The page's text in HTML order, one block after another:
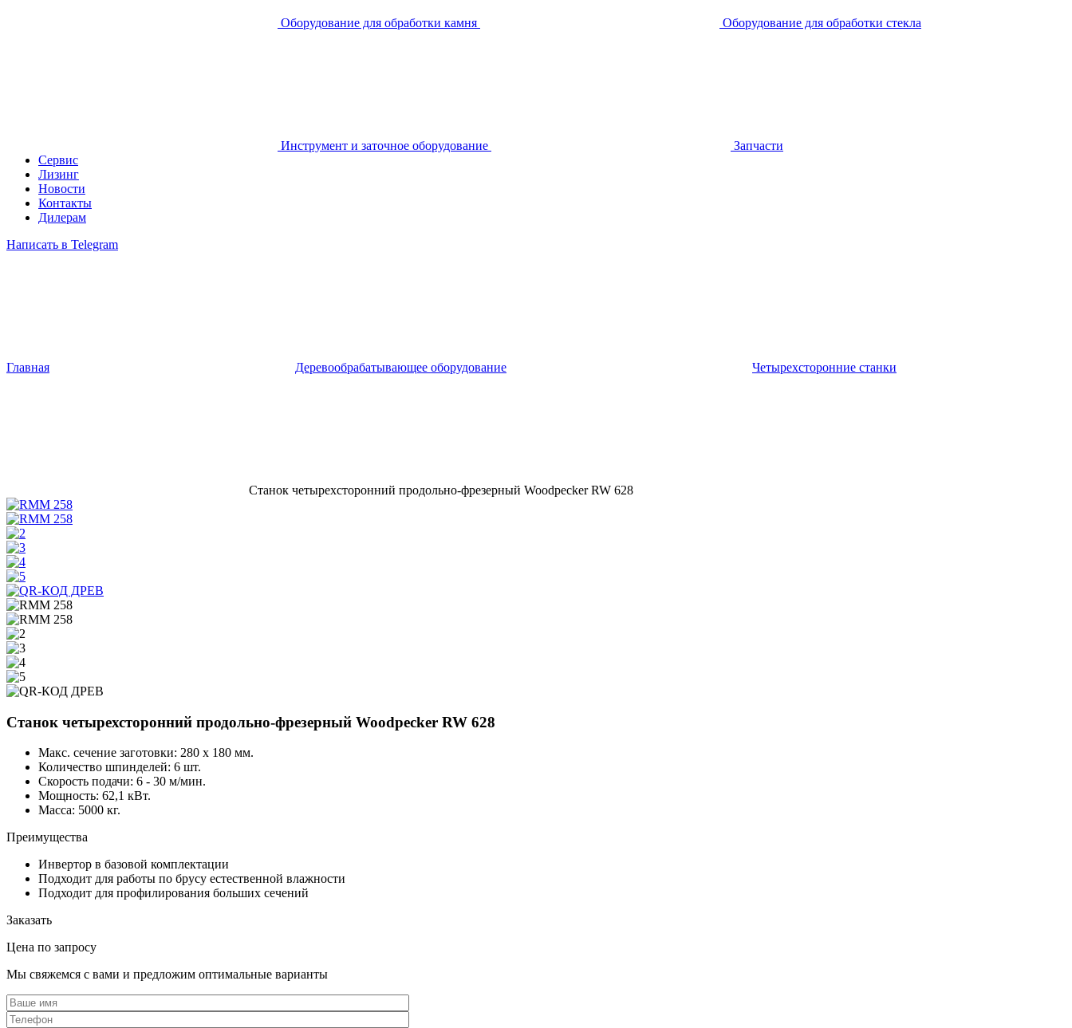
Оборудование для обработки камня Оборудование для обработки стекла
Инструмент и заточное оборудование
Запчасти
Сервис
Лизинг
Новости
Контакты
Дилерам
Написать в Telegram
Главная Деревообрабатывающее оборудование Четырехсторонние станки
Станок четырехсторонний продольно-фрезерный Woodpecker RW 628
Станок четырехсторонний продольно-фрезерный Woodpecker RW 628
Макс. сечение заготовки: 280 х 180 мм.
Количество шпинделей: 6 шт.
Скорость подачи: 6 - 30 м/мин.
Мощность: 62,1 кВт.
Масса: 5000 кг.
Преимущества
Инвертор в базовой комплектации
Подходит для работы по брусу естественной влажности
Подходит для профилирования больших сечений
Заказать
Цена по запросу
Мы свяжемся с вами и предложим оптимальные варианты